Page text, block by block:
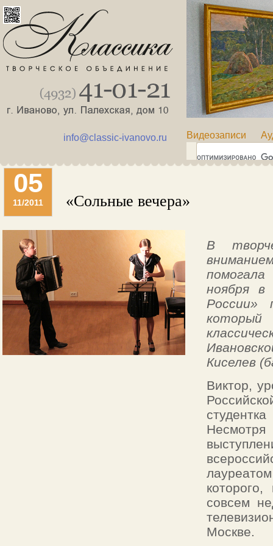
info@classic-ivanovo.ru Видеозаписи
05
11/2011 «Сольные вечера»
В
ноября в
России»
Киселев
Виктор,
совсем
Москве.